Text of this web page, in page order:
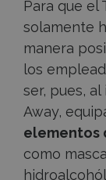
Para que el
solamente
manera
los
ser, pues,
Away,
elementos
como